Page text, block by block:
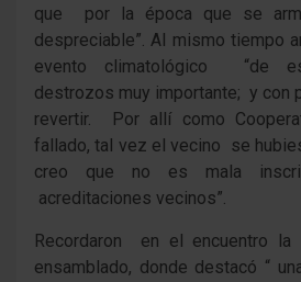
que por la época que se
despreciable”. Al mismo tiempo
evento climatológico “de
destrozos muy importante; y con
revertir. Por allí como
fallado, tal vez el vecino se
creo que no es mala
acreditaciones vecinos”.
Recordaron en el encuentro
ensamblado, donde destacó “